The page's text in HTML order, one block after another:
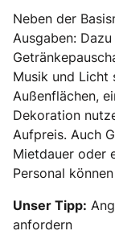
Neben der
Ausgaben:
Musik und Licht
Außenflächen,
Dekoration
Aufpreis. Auch
Mietdauer oder
Personal
Unser Tipp:
anfordern